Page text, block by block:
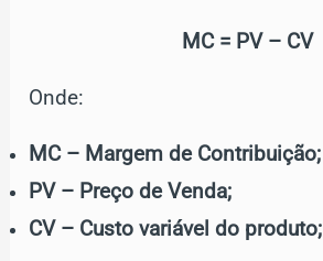
MC = PV – CV
Onde:
MC – Margem de Contribuição;
PV – Preço de Venda;
CV – Custo variável do produto;